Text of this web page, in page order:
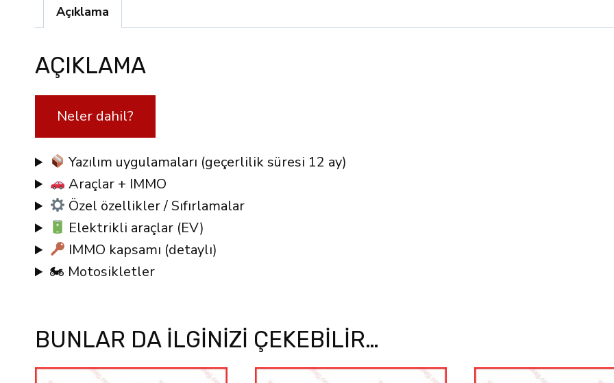
Açıklama
AÇIKLAMA
Neler dahil?
Yazılım uygulamaları (geçerlilik süresi 12 ay)
Araçlar + IMMO
Özel özellikler / Sıfırlamalar
Elektrikli araçlar (EV)
IMMO kapsamı (detaylı)
🏍 Motosikletler
BUNLAR DA ILGINIZI ÇEKEBILIR…